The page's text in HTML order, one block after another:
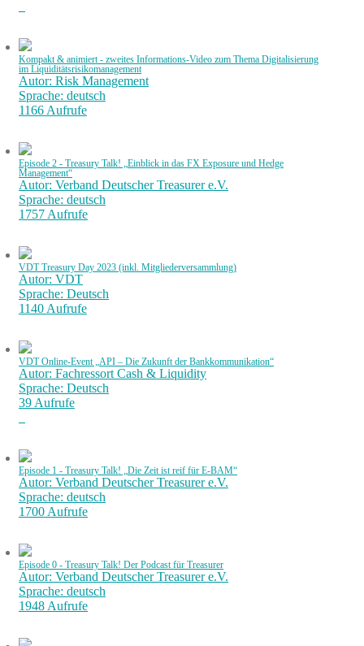
Kompakt & animiert - zweites Informations-Video zum Thema Digitalisierung
im Liquiditätsrisikomanagement
Autor: Risk Management
Sprache: deutsch
1166 Aufrufe
Episode 2 - Treasury Talk! „Einblick in das FX Exposure und Hedge
Management“
Autor: Verband Deutscher Treasurer e.V.
Sprache: deutsch
1757 Aufrufe
VDT Treasury Day 2023 (inkl. Mitgliederversammlung)
Autor: VDT
Sprache: Deutsch
1140 Aufrufe
VDT Online-Event „API – Die Zukunft der Bankkommunikation“
Autor: Fachressort Cash & Liquidity
Sprache: Deutsch
39 Aufrufe
Episode 1 - Treasury Talk! „Die Zeit ist reif für E-BAM“
Autor: Verband Deutscher Treasurer e.V.
Sprache: deutsch
1700 Aufrufe
Episode 0 - Treasury Talk! Der Podcast für Treasurer
Autor: Verband Deutscher Treasurer e.V.
Sprache: deutsch
1948 Aufrufe